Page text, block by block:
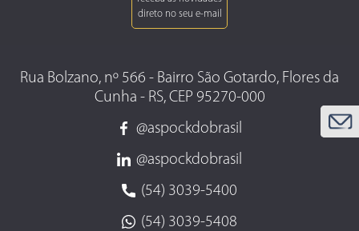
Rua Bolzano, nº 566 - Bairro São Gotardo, Flores da
Cunha - RS, CEP 95270-000
@aspockdobrasil
@aspockdobrasil
(54) 3039-5400
(54) 3039-5408